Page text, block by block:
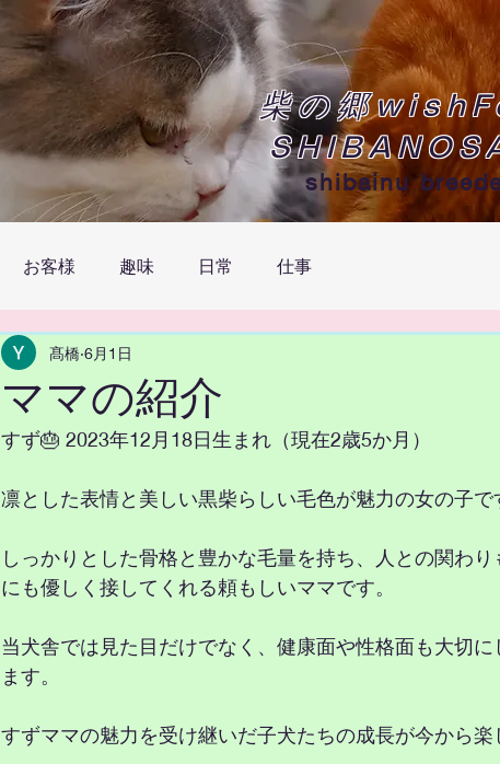
柴の郷
shibainu
お客様 趣味 日常 仕事
ママの紹介
髙橋 6月1日
すず🎂 2023年12月18日生まれ（現在2歳5か月）
凛とした表情と美しい黒柴らしい毛色が魅力の女の子で
しっかりとした骨格と豊かな毛量を持ち、人との関わ
にも優しく接してくれる頼もしいママです。
当犬舎では見た目だけでなく、健康面や性格面も大切
ます。
すずママの魅力を受け継いだ子犬たちの成長が今から楽